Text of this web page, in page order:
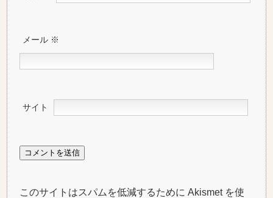
メール ※
サイト
このサイトはスパムを低減するために Akismet を使